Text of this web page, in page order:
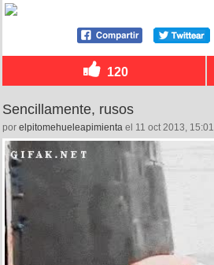
120
Sencillamente, rusos
por elpitomehueleapimienta el 11 oct 2013, 15:01